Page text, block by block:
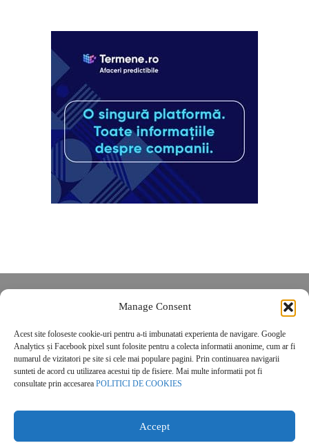
Manage Consent
Acest site foloseste cookie-uri pentru a-ti imbunatati experienta de navigare. Google
Analytics și Facebook pixel sunt folosite pentru a colecta informatii anonime, cum ar fi
numarul de vizitatori pe site si cele mai populare pagini. Prin continuarea navigarii
sunteti de acord cu utilizarea acestui tip de fisiere. Mai multe informatii pot fi
consultate prin accesarea POLITICI DE COOKIES
Accept
POLITICĂ DE CONFIDENȚIALITATE
Politica de cookies